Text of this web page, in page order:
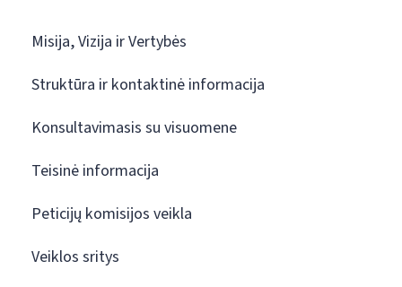
Misija, Vizija ir Vertybės
Struktūra ir kontaktinė informacija
Konsultavimasis su visuomene
Teisinė informacija
Peticijų komisijos veikla
Veiklos sritys